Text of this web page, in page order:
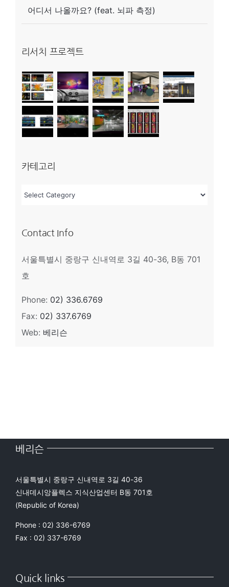
어디서 나올까요? (feat. 뇌파 측정)
리서치 프로젝트
카테고리
카
Contact Info
서울특별시 중랑구 신내역로 3길 40-36, B동 701
호
Phone: 02) 336.6769
Fax: 02) 337.6769
Web: 베리슨
베리슨
서울특별시 중랑구 신내역로 3길 40-36
신내데시앙플렉스 지식산업센터 B동 701호
(Republic of Korea)
Phone : 02) 336-6769
Fax : 02) 337-6769
Quick links